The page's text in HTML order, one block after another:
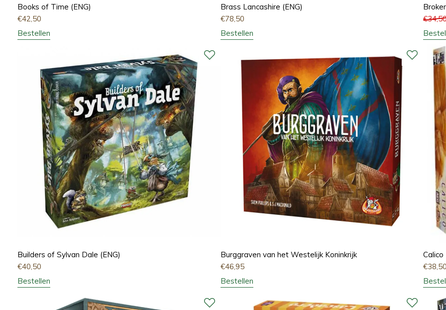
Books of Time (ENG)
€42,50
Bestellen
Brass Lancashire (ENG)
€78,50
Bestellen
€
Builders of Sylvan Dale (ENG)
€40,50
Bestellen
Burggraven van het Westelijk Koninkrijk
€46,95
Bestellen
Calico
€